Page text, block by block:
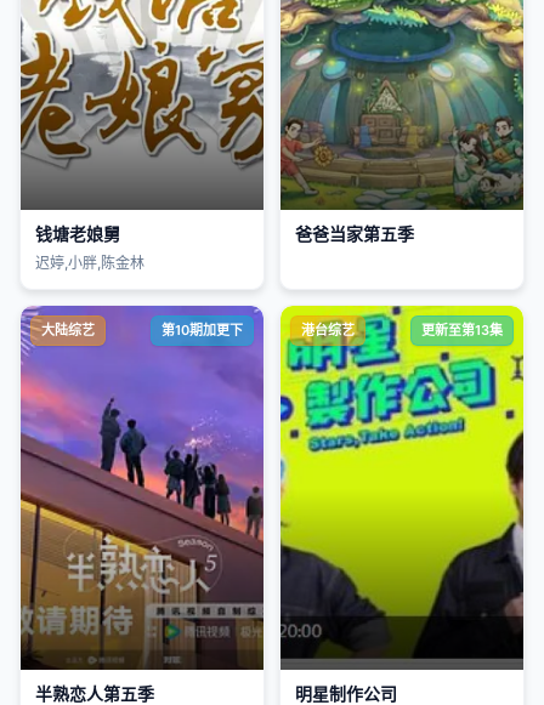
钱塘老娘舅
迟婷,小胖,陈金林
爸爸当家第五季
大陆综艺 第10期加更下
半熟恋人第五季
港台综艺 更新至第13集
明星制作公司